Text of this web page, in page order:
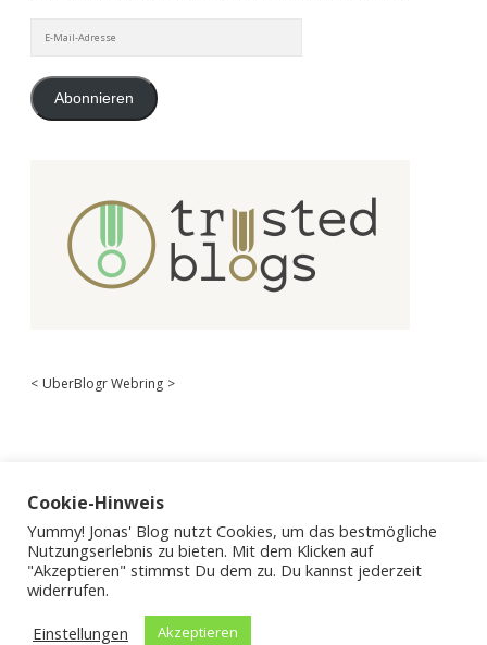
Mail-
Abonnieren
< UberBlogr Webring >
Cookie-Hinweis
Yummy! Jonas' Blog nutzt Cookies, um das bestmögliche
Nutzungserlebnis zu bieten. Mit dem Klicken auf
"Akzeptieren" stimmst Du dem zu. Du kannst jederzeit
widerrufen.
Einstellungen
Akzeptieren